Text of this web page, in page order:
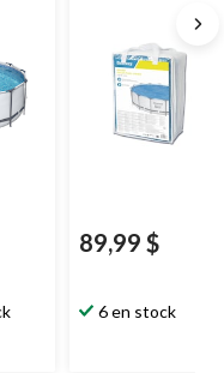
89,99 $
6 en stock